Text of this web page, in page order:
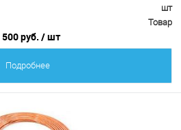
шт
Товар
500 руб. / шт
Подробнее